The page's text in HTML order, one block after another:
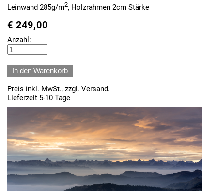
Leinwand 285g/m2, Holzrahmen 2cm Stärke
€ 249,00
Anzahl:
Preis inkl. MwSt., zzgl. Versand.
Lieferzeit 5-10 Tage